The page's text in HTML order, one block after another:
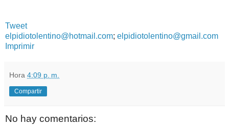
Tweet
elpidiotolentino@hotmail.com; elpidiotolentino@gmail.com
Imprimir
Hora 4:09 p. m.
Compartir
No hay comentarios: